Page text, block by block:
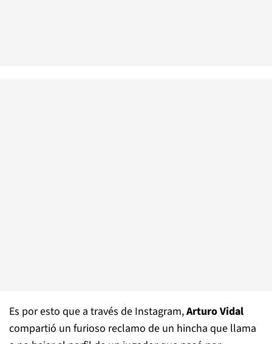
Es por esto que a través de Instagram,Arturo Vidal
compartió un furioso reclamo de un hincha que llama